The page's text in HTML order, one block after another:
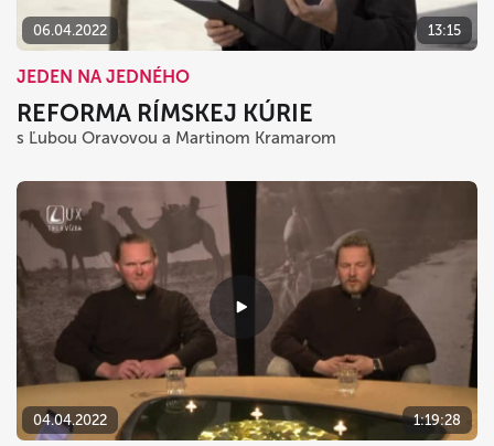
06.04.2022 13:15
JEDEN NA JEDNÉHO
REFORMA RÍMSKEJ KÚRIE
s Ľubou Oravovou a Martinom Kramarom
04.04.2022 1:19:28